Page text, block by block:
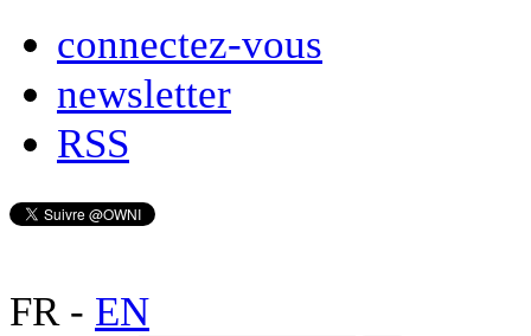
connectez-vous
newsletter
RSS
FR- EN